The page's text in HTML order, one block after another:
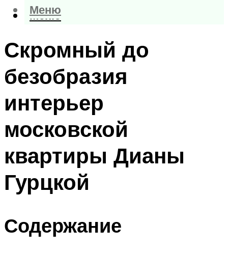
Меню
Меню
Скромный до
безобразия
интерьер
московской
квартиры Дианы
Гурцкой
Содержание